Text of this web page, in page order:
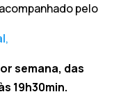
pelo
,
semana, das
19h30min.